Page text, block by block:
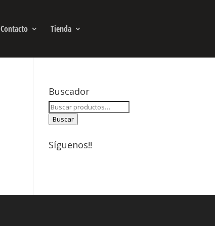
Contacto Tienda
Buscador
Buscar
por:
Buscar
Síguenos!!